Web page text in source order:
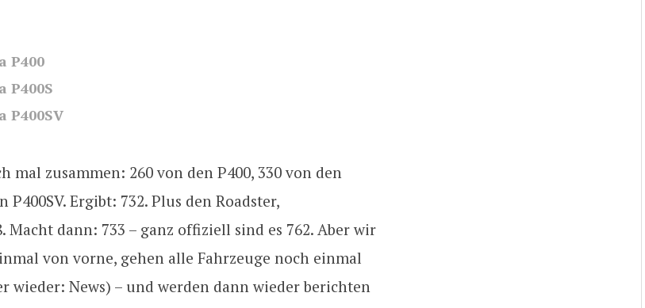
P400
P400S
P400SV
mal zusammen: 260 von den P400, 330 von den
P400SV. Ergibt: 732. Plus den Roadster,
Macht dann: 733 – ganz offiziell sind es 762. Aber wir
von vorne, gehen alle Fahrzeuge noch einmal
wieder: News) – und werden dann wieder berichten